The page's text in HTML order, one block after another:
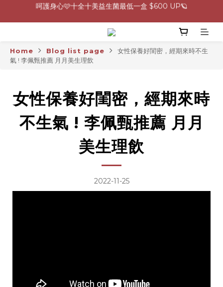
0805-0808指定商品滿$2000結帳88折💖
呵護身心🩷十全十美益生菌最低一盒 $600 UP🪐
生理期救星！暖宮調理組限時優惠✨
0805-0808指定商品滿$2000結帳88折💖
Home Blog list page
女性保養好閨密，經期來時不生
氣 ! 李佩甄推薦 月月美生理飲
女性保養好閨密，經期來時
不生氣 ! 李佩甄推薦 月月
美生理飲
2022-11-25